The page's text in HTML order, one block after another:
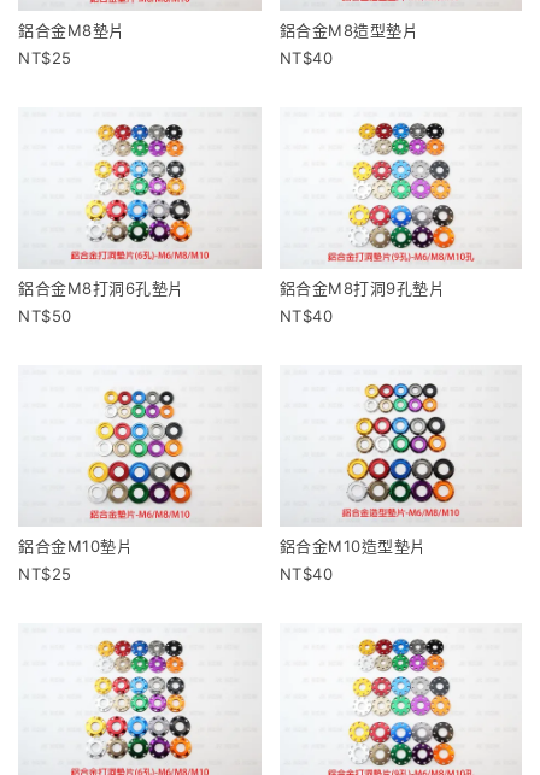
鋁合金M8墊片
25
鋁合金M8造型墊片
40
鋁合金M8打洞6孔墊片
50
鋁合金M8打洞9孔墊片
40
鋁合金M10墊片
25
鋁合金M10造型墊片
40